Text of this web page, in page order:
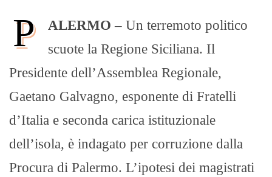
P ALERMO – Un terremoto politico
scuote la Regione Siciliana. Il
Presidente dell’Assemblea Regionale,
Gaetano Galvagno, esponente di Fratelli
d’Italia e seconda carica istituzionale
dell’isola, è indagato per corruzione dalla
Procura di Palermo. L’ipotesi dei magistrati